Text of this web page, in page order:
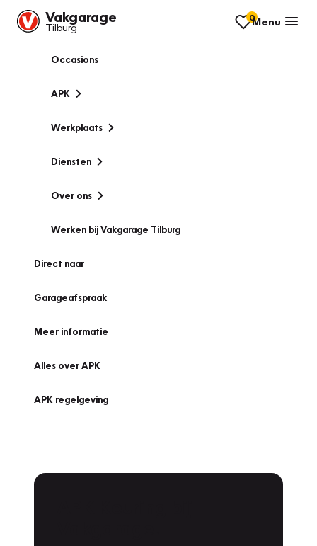
Vakgarage
Tilburg
0Menu
Occasions
APK
Werkplaats
Diensten
Over ons
Werken bij Vakgarage Tilburg
Direct naar
Garageafspraak
Meer informatie
Alles over APK
APK regelgeving